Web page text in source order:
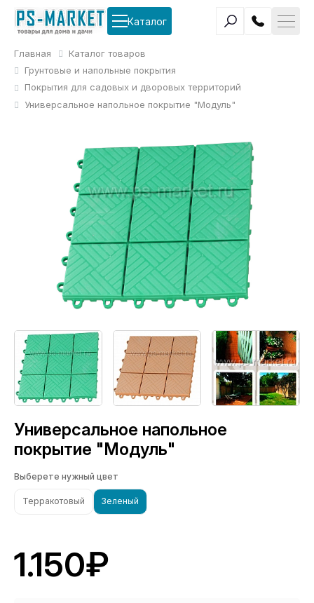
Каталог
Главная
Каталог товаров
Грунтовые и напольные покрытия
Покрытия для садовых и дворовых территорий
Универсальное напольное покрытие "Модуль"
Универсальное напольное
покрытие "Модуль"
Выберете нужный цвет
Терракотовый Зеленый
1.150₽